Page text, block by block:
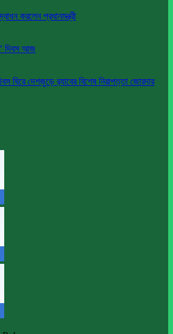
করলেন প্রধানমন্ত্রী
দিবস আজ
ঘিরে দেশজুড়ে র‌্যাবের বিশেষ নিরাপত্তা জোরদার